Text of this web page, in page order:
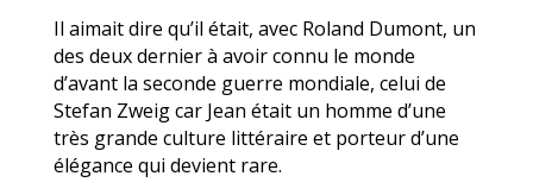
Il aimait dire qu’il était, avec Roland Dumont, un
des deux dernier à avoir connu le monde
d’avant la seconde guerre mondiale, celui de
Stefan Zweig car Jean était un homme d’une
très grande culture littéraire et porteur d’une
élégance qui devient rare.